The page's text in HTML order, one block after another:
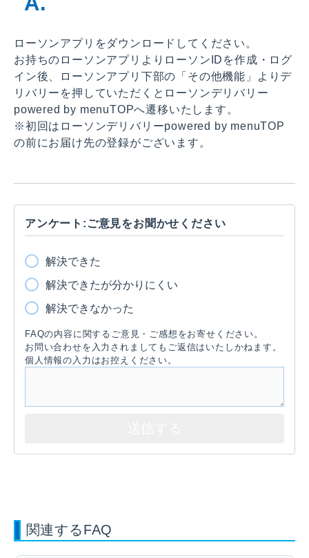
ローソンアプリをダウンロードしてください。
お持ちのローソンアプリよりローソンIDを作成・ログ
イン後、ローソンアプリ下部の「その他機能」よりデ
リバリーを押していただくとローソンデリバリー
powered by menuTOPへ遷移いたします。
※初回はローソンデリバリーpowered by menuTOP
の前にお届け先の登録がございます。
アンケート:ご意見をお聞かせください
解決できた
解決できたが分かりにくい
解決できなかった
FAQの内容に関するご意見・ご感想をお寄せください。
お問い合わせを入力されましてもご返信はいたしかねます。
個人情報の入力はお控えください。
関連するFAQ